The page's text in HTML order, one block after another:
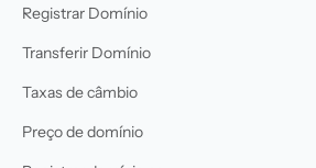
Registrar Domínio
Transferir Domínio
Taxas de câmbio
Preço de domínio